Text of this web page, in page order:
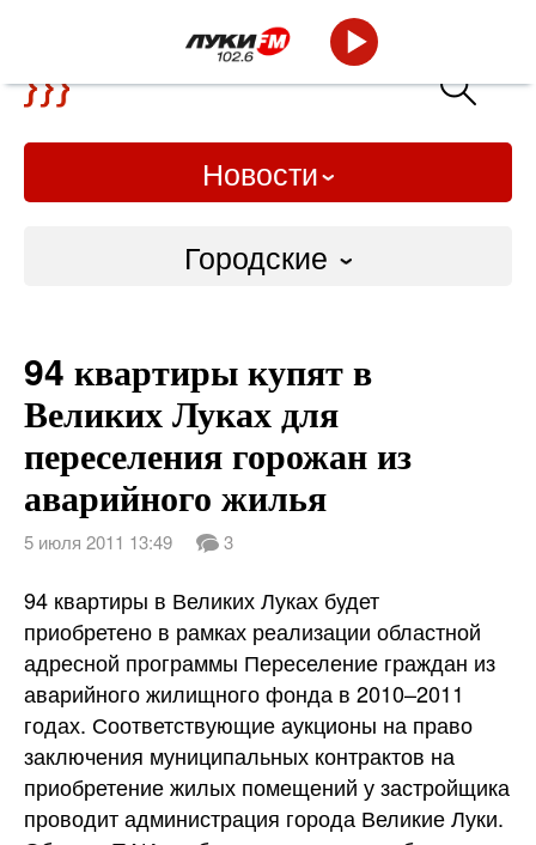
Новости
Городские
Слово Дело
Народные
ВТРК
94 квартиры купят в
Великих Луках для
переселения горожан из
аварийного жилья
5 июля 2011 13:49 3
94 квартиры в Великих Луках будет
приобретено в рамках реализации областной
адресной программы Переселение граждан из
аварийного жилищного фонда в 2010–2011
годах. Соответствующие аукционы на право
заключения муниципальных контрактов на
приобретение жилых помещений у застройщика
проводит администрация города Великие Луки.